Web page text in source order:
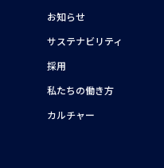
お知らせ
サステナビリティ
採用
私たちの働き方
カルチャー